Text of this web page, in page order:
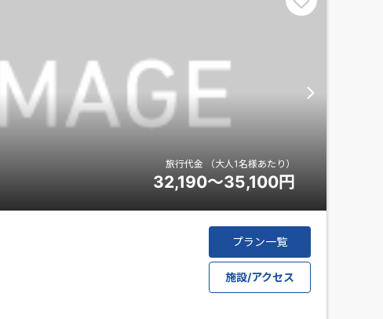
プラン一覧
施設/アクセス
旅行代金 （大人1名様あたり）
32,190～35,100円